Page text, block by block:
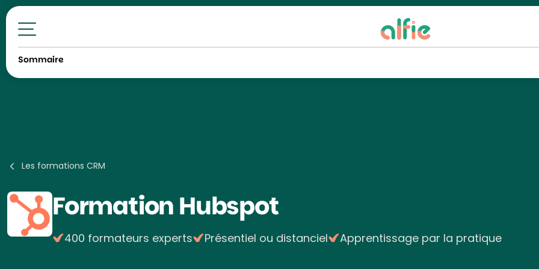
Toutes nos formations
Sommaire
Les formations CRM
FormationHubspot
400 formateurs experts Présentiel ou distanciel Apprentissage par la pratique